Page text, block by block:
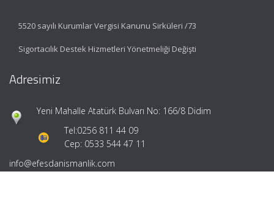
5520 sayılı Kurumlar Vergisi Kanunu Sirküleri /73
Sigortacılık Destek Hizmetleri Yönetmeliği Değişti
Adresimiz
Yeni Mahalle Atatürk Bulvarı No: 166/8 Didim
Tel:0256 811 44 09
Cep: 0533 544 47 11
info@efesdanismanlik.com